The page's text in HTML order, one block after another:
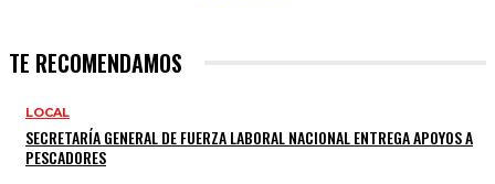
TE RECOMENDAMOS
LOCAL
SECRETARÍA GENERAL DE FUERZA LABORAL NACIONAL ENTREGA APOYOS A
PESCADORES